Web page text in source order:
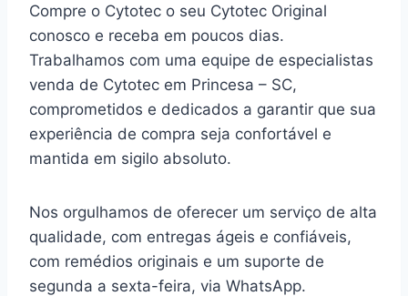
Compre o Cytotec o seu Cytotec Original
conosco e receba em poucos dias.
Trabalhamos com uma equipe de especialistas
venda de Cytotec em Princesa – SC,
comprometidos e dedicados a garantir que sua
experiência de compra seja confortável e
mantida em sigilo absoluto.
Nos orgulhamos de oferecer um serviço de alta
qualidade, com entregas ágeis e confiáveis,
com remédios originais e um suporte de
segunda a sexta-feira, via WhatsApp.